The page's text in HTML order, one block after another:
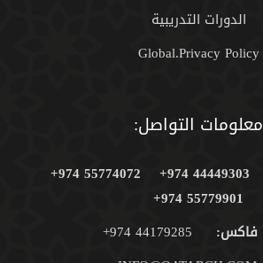
الدورات التدريبية
Global.Privacy Policy
معلومات التواصل:
44449303 974+
55774072 974+
55779901 974+
فاكس: